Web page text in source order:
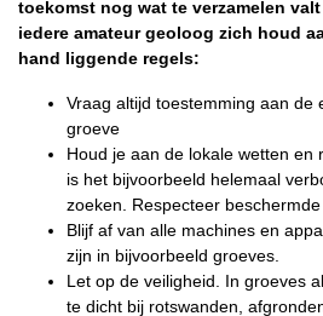
toekomst nog wat te verzamelen
iedere amateur geoloog zich houd
hand liggende regels:
Vraag altijd toestemming aan de
groeve
Houd je aan de lokale wetten en
is het bijvoorbeeld helemaal
zoeken. Respecteer
Blijf af van alle machines en
zijn in bijvoorbeeld groeves.
Let op de veiligheid. In groeves
te dicht bij rotswanden,